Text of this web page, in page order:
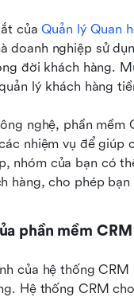
của Quản lý Quan
doanh nghiệp sử
đời khách hàng.
lý khách hàng
nghệ, phần
nhiệm vụ để giúp
nhóm của bạn có
hàng, cho phép
phần mềm CRM
của hệ thống
Hệ thống CRM